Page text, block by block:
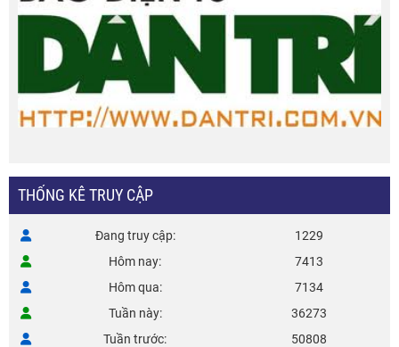
THỐNG KÊ TRUY CẬP
Đang truy cập
1229
Hôm nay
7413
Hôm qua
7134
Tuần này
36273
Tuần trước
50808